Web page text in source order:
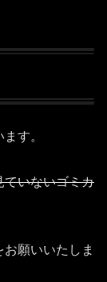
す。
ていないゴミカ
願いいたしま